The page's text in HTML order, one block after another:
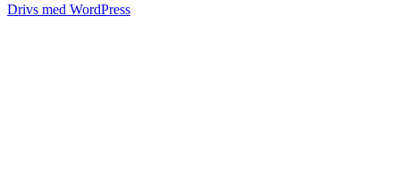
Drivs med WordPress